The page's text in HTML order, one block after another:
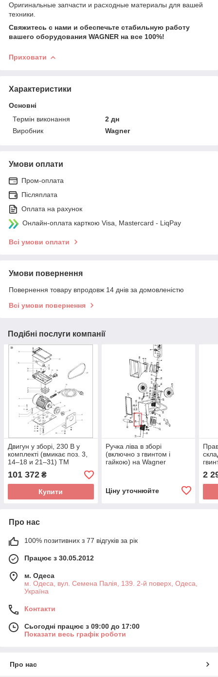
Оригинальные запчасти и расходные материалы для вашей
техники.
Свяжитесь с нами и обеспечьте стабильную работу
вашего оборудования WAGNER на все 100%!
Приховати
Характеристики
Основні
Термін виконання
2 дн
Виробник
Wagner
Умови оплати
Пром-оплата
Післяплата
Оплата на рахунок
Онлайн-оплата карткою Visa, Mastercard - LiqPay
Всі умови оплати
Умови повернення
Повернення товару впродовж 14 днів за домовленістю
Всі умови повернення
Подібні послуги компанії
Двигун у зборі, 230 В у
комплекті (вмикає поз. 3,
14–18 и 21–31) TM
Wagner
101 372 ₴
Купити
Ручка ліва в зборі
(включно з гвинтом і
гайкою) на Wagner
Ціну уточнюйте
2
Про нас
100% позитивних з 77 відгуків за рік
Працює з 30.05.2012
м. Одеса
м. Одеса, вул. Семена Палія, 139. 2-й поверх, Одеса,
Україна
Контакти
Сьогодні працює з 09:00 до 17:00
Показати весь графік роботи
Про нас